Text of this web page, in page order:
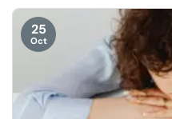
25
Oct